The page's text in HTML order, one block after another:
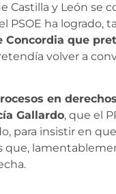
Castilla y León se
PSOE ha logrado,
Concordia que
volver a
en
Gallardo, que el
para insistir en